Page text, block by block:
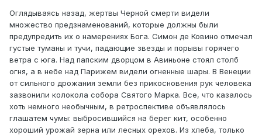
где могли гнездиться насекомые. Он добавил, что
испорчены были стены не внутри городов, а рядом с
полями, и, наконец, что все пятна находились только на
средней высоте, на которой обычно летают бабочки.
Точно так же он объяснил рассказ Григория Турского о
кровавом дожде, который пролился в разных местах
Парижа и на дом в Санлисе во времена Хильдеберта, а
также якобы кровавый дождь во время правления
короля Роберта; его капли, попавшие на тело, одежду
или камни, не смывались водой, можно было смыть
только те, что попали на дерево [9].
Оглядываясь назад, жертвы Черной смерти видели
множество предзнаменований, которые должны были
предупредить их о намерениях Бога. Симон де Ковино отмечал
густые туманы и тучи, падающие звезды и порывы горячего
ветра с юга. Над папским дворцом в Авиньоне стоял столб
огня, а в небе над Парижем видели огненные шары. В Венеции
от сильного дрожания земли без прикосновения рук человека
зазвонили колокола собора Святого Марка. Все, что казалось
хоть немного необычным, в ретроспективе объявлялось
глашатем чумы: выбросившийся на берег кит, особенно
хороший урожай зерна или лесных орехов. Из хлеба, только